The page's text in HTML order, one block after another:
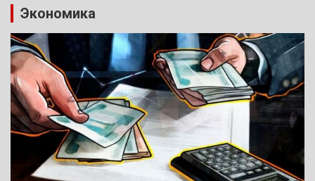
Экономика